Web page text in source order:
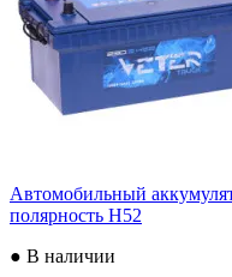
Автомобильный
полярность H52
● В наличии